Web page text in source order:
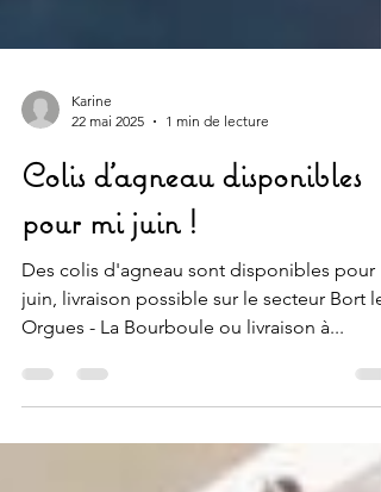
Karine
1 min de lecture
Colis d'agneau disponibles
pour mi juin !
juin, livraison possible sur le secteur Bort
Orgues - La Bourboule ou livraison à...